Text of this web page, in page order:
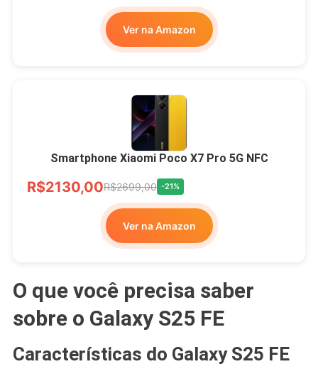
Ver na Amazon
Smartphone Xiaomi Poco X7 Pro 5G NFC
R$2130,00R$2699,00 -21%
Ver na Amazon
O que você precisa saber
sobre o Galaxy S25 FE
Características do Galaxy S25 FE